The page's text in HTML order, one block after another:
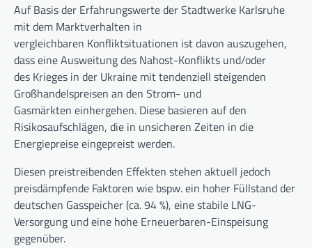
Auf Basis der Erfahrungswerte der Stadtwerke Karlsruhe
mit dem Marktverhalten in
vergleichbaren Konfliktsituationen ist davon auszugehen,
dass eine Ausweitung des Nahost-Konflikts und/oder
des Krieges in der Ukraine mit tendenziell steigenden
Großhandelspreisen an den Strom- und
Gasmärkten einhergehen. Diese basieren auf den
Risikosaufschlägen, die in unsicheren Zeiten in die
Energiepreise eingepreist werden.
Diesen preistreibenden Effekten stehen aktuell jedoch
preisdämpfende Faktoren wie bspw. ein hoher Füllstand der
deutschen Gasspeicher (ca. 94 %), eine stabile LNG-
Versorgung und eine hohe Erneuerbaren-Einspeisung
gegenüber.